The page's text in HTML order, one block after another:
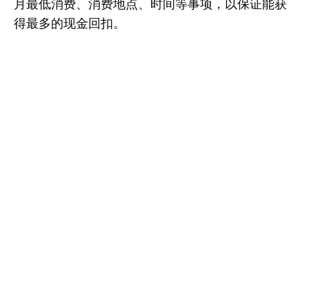
月最低消费、消费地点、时间等事项，以保证能获
得最多的现金回扣。